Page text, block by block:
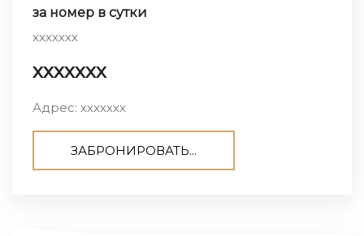
за номер в сутки
ххххххх
ххххххх
Адрес: ххххххх
ЗАБРОНИРОВАТЬ...